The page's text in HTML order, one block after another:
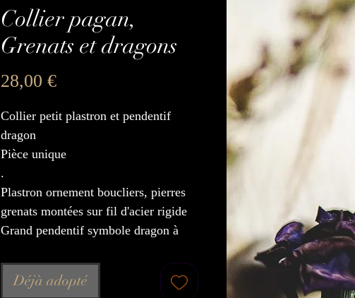
Collier pagan,
Grenats et dragons
28,00 €Prix
Collier petit plastron et pendentif
dragon
Pièce unique
.
Plastron ornement boucliers, pierres
grenats montées sur fil d'acier rigide
Grand pendentif symbole dragon à
métal argenté vieilli
Déjà adopté